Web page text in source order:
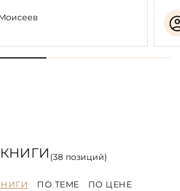
(38позиций)
ПО ТЕМЕ ПО ЦЕНЕ